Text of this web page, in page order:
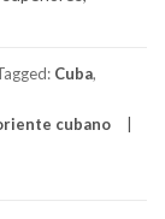
Cuba,
cubano